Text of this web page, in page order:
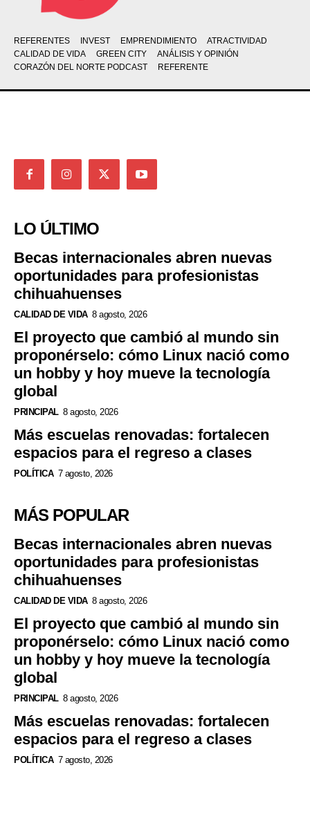
REFERENTES INVEST EMPRENDIMIENTO
ATRACTIVIDAD
CALIDAD DE VIDA
GREEN CITY
ANÁLISIS Y OPINIÓN
CORAZÓN DEL NORTE PODCAST
REFERENTE
LO ÚLTIMO
Becas internacionales abren nuevas
oportunidades para profesionistas
chihuahuenses
CALIDAD DE VIDA 8 agosto, 2026
El proyecto que cambió al mundo sin
proponérselo: cómo Linux nació como
un hobby y hoy mueve la tecnología
global
PRINCIPAL 8 agosto, 2026
Más escuelas renovadas: fortalecen
espacios para el regreso a clases
POLÍTICA 7 agosto, 2026
MÁS POPULAR
Becas internacionales abren nuevas
oportunidades para profesionistas
chihuahuenses
CALIDAD DE VIDA 8 agosto, 2026
El proyecto que cambió al mundo sin
proponérselo: cómo Linux nació como
un hobby y hoy mueve la tecnología
global
PRINCIPAL 8 agosto, 2026
Más escuelas renovadas: fortalecen
espacios para el regreso a clases
POLÍTICA 7 agosto, 2026